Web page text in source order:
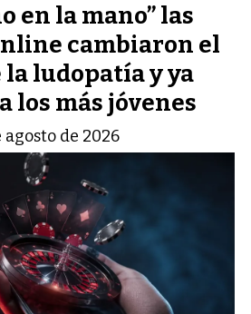
en la mano” las
cambiaron el
ludopatía y ya
los más jóvenes
agosto de 2026